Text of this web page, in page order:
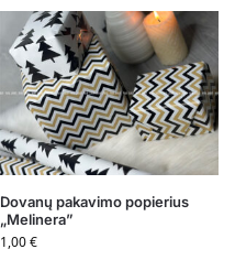
Dovanų pakavimo popierius
„Melinera”
1,00€